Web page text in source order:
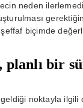
neden
biçimde
planlı bir
noktayla ilgili